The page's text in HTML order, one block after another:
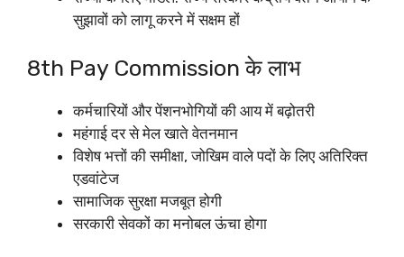
सुझावों को लागू करने में सक्षम हों​
8th Pay Commission के लाभ
कर्मचारियों और पेंशनभोगियों की आय में बढ़ोतरी
महंगाई दर से मेल खाते वेतनमान​
विशेष भत्तों की समीक्षा, जोखिम वाले पदों के लिए अतिरिक्त
एडवांटेज
सामाजिक सुरक्षा मजबूत होगी
सरकारी सेवकों का मनोबल ऊंचा होगा​